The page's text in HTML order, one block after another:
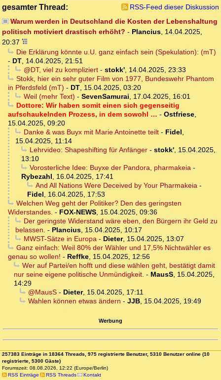
gesamter Thread:
RSS-Feed dieser Diskussion
Warum werden in Deutschland die Kosten der Lebenshaltung
politisch motiviert drastisch erhöht? - Plancius, 14.04.2025,
20:37
Die Erklärung könnte u.U. ganz einfach sein (Spekulation): (mT)
- DT, 14.04.2025, 21:51
@DT, viel zu kompliziert- stokk', 14.04.2025, 23:33
Stokk, hier ein sehr guter Film von 1977, Bundeswehr Phantom
in Pferdsfeld (mT) - DT, 15.04.2025, 03:20
Weil (mehr Text) - SevenSamurai, 17.04.2025, 16:01
Dottore: Wir haben somit einen sich gegenseitig
aufschaukelnden Prozess, in dem sowohl … - Ostfriese,
15.04.2025, 09:20
Danke & was Buyx mit Marie Antoinette teilt- Fidel,
15.04.2025, 11:14
Lehrvideo: Shapeshifting für Anfänger- stokk', 15.04.2025,
13:10
Vorosterliche Idee: Buyxe der Pandora, pharmakeia-
Rybezahl, 16.04.2025, 17:41
And All Nations Were Deceived by Your Pharmakeia-
Fidel, 16.04.2025, 17:53
Welchen Weg geht der Politiker? Den des geringsten
Widerstandes. - FOX-NEWS, 15.04.2025, 09:36
Der geringste Widerstand wäre eben, den Bürgern ihr Geld zu
belassen. - Plancius, 15.04.2025, 10:17
MWST-Sätze in Europa- Dieter, 15.04.2025, 13:07
Ganz einfach: Weil 80% der Wähler und 17,5% Nichtwähler es
genau so wollen! - Reffke, 15.04.2025, 12:56
Wer auf Partei/en hofft und diese wählen geht, bestätigt damit
nur seine eigene politische Unmündigkeit. - MausS, 15.04.2025,
14:29
@MausS- Dieter, 15.04.2025, 17:11
Wahlen können etwas ändern - JJB, 15.04.2025, 19:49
Werbung
257383 Einträge in 18364 Threads, 975 registrierte Benutzer, 5310 Benutzer online (10
registrierte, 5300 Gäste)
Forumszeit: 08.08.2026, 12:22 (Europe/Berlin)
RSS Einträge
RSS Threads Kontakt